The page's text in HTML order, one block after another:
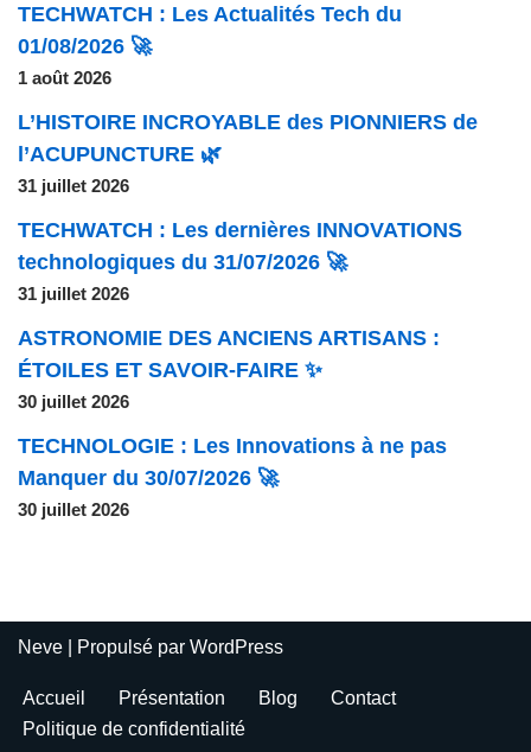
TECHWATCH : Les Actualités Tech du
01/08/2026 🚀
1 août 2026
L’HISTOIRE INCROYABLE des PIONNIERS de
l’ACUPUNCTURE 🌿
31 juillet 2026
TECHWATCH : Les dernières INNOVATIONS
technologiques du 31/07/2026 🚀
31 juillet 2026
ASTRONOMIE DES ANCIENS ARTISANS :
ÉTOILES ET SAVOIR-FAIRE ✨
30 juillet 2026
TECHNOLOGIE : Les Innovations à ne pas
Manquer du 30/07/2026 🚀
30 juillet 2026
Neve | Propulsé par WordPress
Accueil Présentation Blog
Contact
Politique de confidentialité